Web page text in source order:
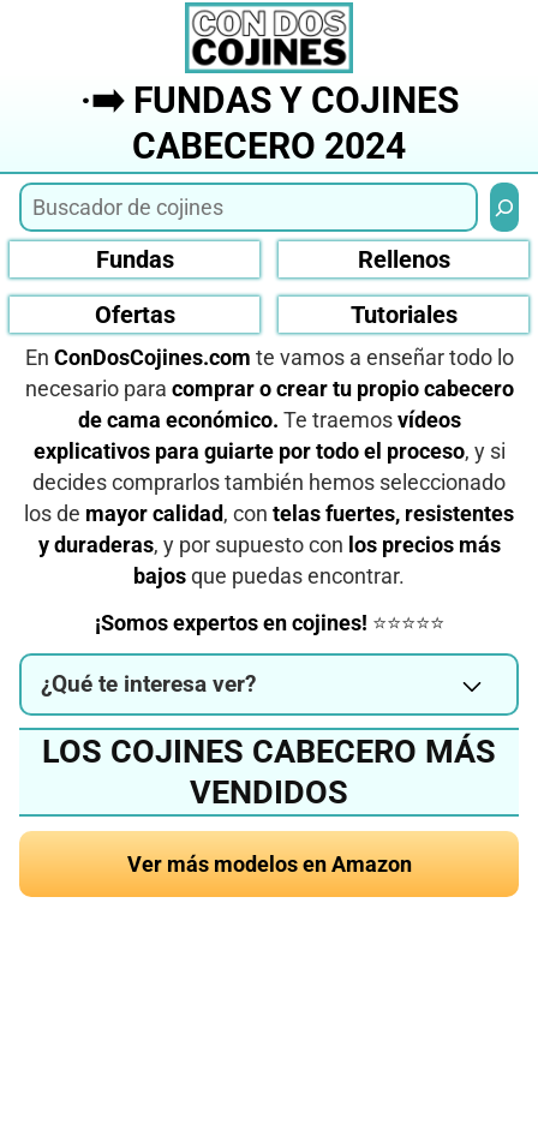
·➡️ FUNDAS Y COJINES
CABECERO 2024
Fundas
Rellenos
Ofertas
Tutoriales
En ConDosCojines.com te vamos a enseñar todo lo
necesario para comprar o crear tu propio cabecero
de cama económico. Te traemos vídeos
explicativos para guiarte por todo el proceso, y si
decides comprarlos también hemos seleccionado
los de mayor calidad , con telas fuertes, resistentes
y duraderas, y por supuesto con los precios más
bajos que puedas encontrar.
¡Somos expertos en cojines! ⭐⭐⭐⭐⭐
¿Qué te interesa ver?
LOS COJINES CABECERO MÁS
VENDIDOS
Ver más modelos en Amazon